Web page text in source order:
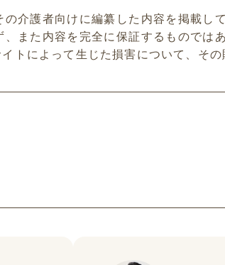
介護者向けに編纂した内容を掲載し
また内容を完全に保証するものでは
トによって生じた損害について、そ